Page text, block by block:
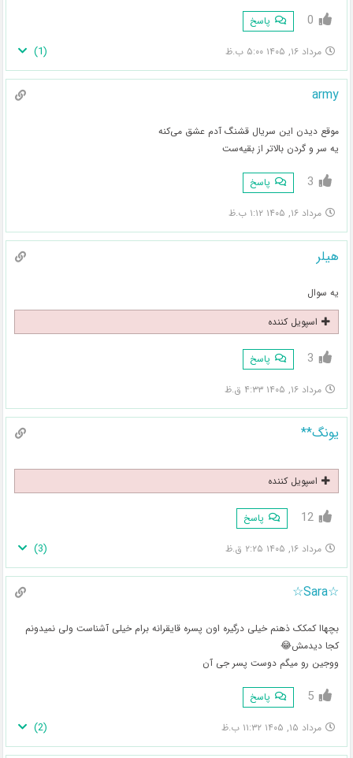
0 پاسخ
مرداد ۱۶, ۱۴۰۵ ۵:۰۰ ب.ظ (
1
)
army
موقع دیدن این سریال قشنگ آدم عشق می‌کنه
یه سر و گردن بالاتر از بقیه‌ست
3 پاسخ
مرداد ۱۶, ۱۴۰۵ ۱:۱۲ ب.ظ
هیلر
یه سوال
اسپویل کننده
3 پاسخ
مرداد ۱۶, ۱۴۰۵ ۴:۳۳ ق.ظ
یونگ**
اسپویل کننده
12 پاسخ
مرداد ۱۶, ۱۴۰۵ ۲:۲۵ ق.ظ (
3
)
☆Sara☆
بچهاا کمکک ذهنم خیلی درگیره اون پسره قایقرانه برام خیلی آشناست ولی نمیدونم
کجا دیدمش😂
ووجین رو میگم دوست پسر جی آن
5 پاسخ
مرداد ۱۵, ۱۴۰۵ ۱۱:۳۲ ب.ظ (
2
)